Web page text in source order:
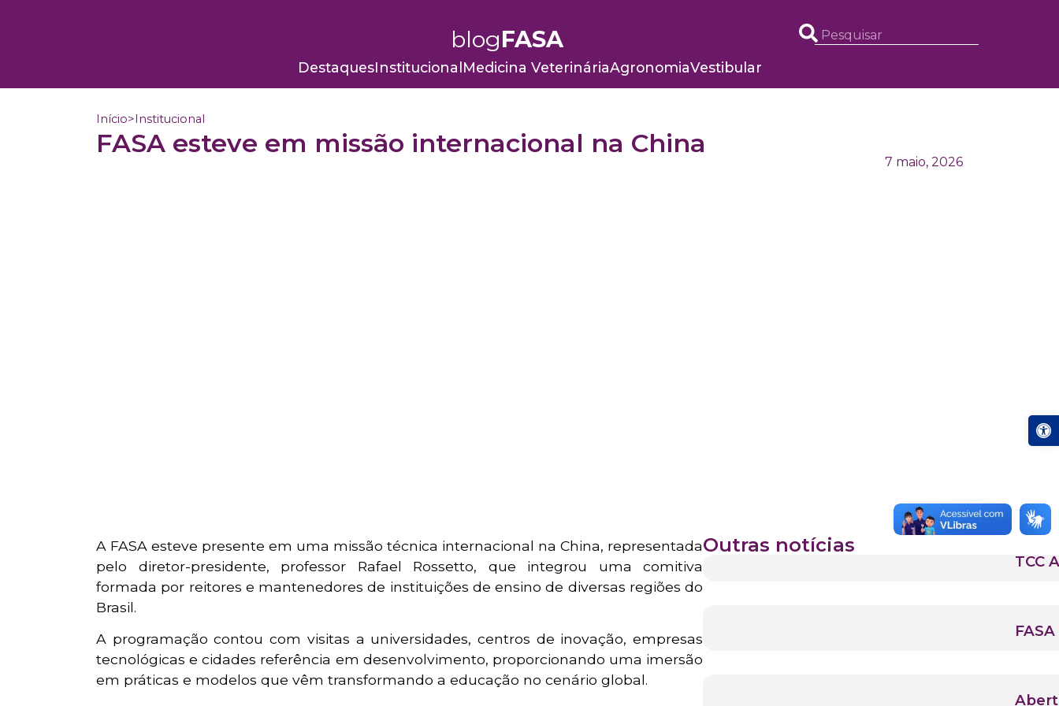
Abrir
blogFASA
DestaquesInstitucional Medicina VeterináriaAgronomiaVestibular
Início>Institucional
FASA esteve em missão internacional na China
7 maio, 2026
A FASA esteve presente em uma missão técnica internacional na China, representada
pelo diretor-presidente, professor Rafael Rossetto, que integrou uma comitiva
formada por reitores e mantenedores de instituições de ensino de diversas regiões do
Brasil.
A programação contou com visitas a universidades, centros de inovação, empresas
tecnológicas e cidades referência em desenvolvimento, proporcionando uma imersão
em práticas e modelos que vêm transformando a educação no cenário global.
Outras notícias
TCC